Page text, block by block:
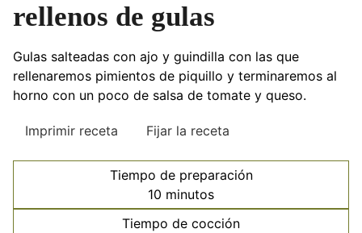
rellenos de gulas
Gulas salteadas con ajo y guindilla con las que
rellenaremos pimientos de piquillo y terminaremos al
horno con un poco de salsa de tomate y queso.
Imprimir receta Fijar la receta
Tiempo de preparación
10 minutos
minutos
Tiempo de cocción